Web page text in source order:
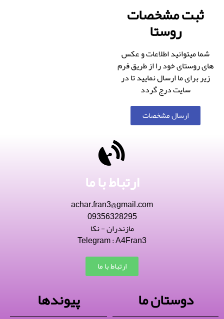
ثبت مشخصات
روستا
شما میتوانید اطلاعات و عکس
های روستای خود را از طریق فرم
زیر برای ما ارسال نمایید تا در
سایت درج گردد
ارسال مشخصات
ارتباط با ما
achar.fran3@gmail.com
09356328295
مازندران - نکا
Telegram : A4Fran3
ارتباط با ما
دوستان ما پیوندها